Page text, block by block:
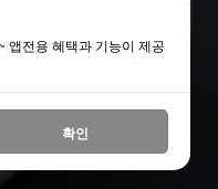
앱전용 혜택과 기능이 제공
확인